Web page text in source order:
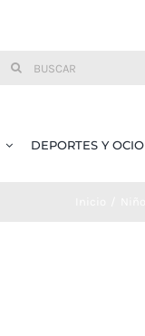
Buscar:
DEPORTES Y OCIO